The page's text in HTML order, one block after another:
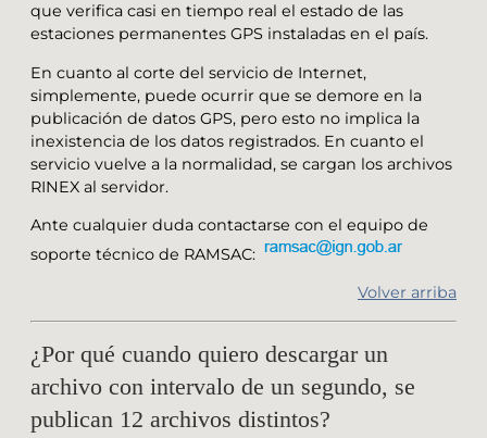
que verifica casi en tiempo real el estado de las
estaciones permanentes GPS instaladas en el país.
En cuanto al corte del servicio de Internet,
simplemente, puede ocurrir que se demore en la
publicación de datos GPS, pero esto no implica la
inexistencia de los datos registrados. En cuanto el
servicio vuelve a la normalidad, se cargan los archivos
RINEX al servidor.
Ante cualquier duda contactarse con el equipo de
soporte técnico de RAMSAC:
Volver arriba
¿Por qué cuando quiero descargar un
archivo con intervalo de un segundo, se
publican 12 archivos distintos?